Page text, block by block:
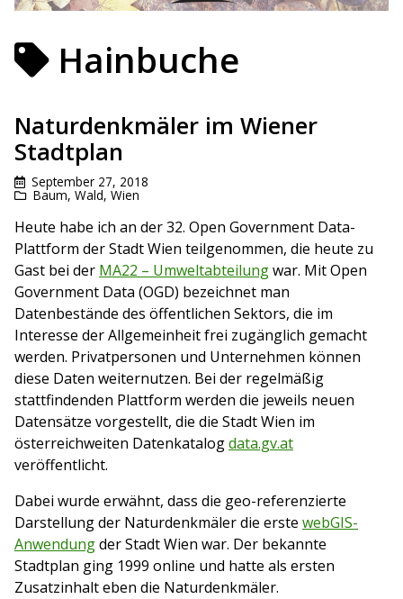
Hainbuche
Naturdenkmäler im Wiener
Stadtplan
September 27, 2018
Baum, Wald, Wien
Heute habe ich an der 32. Open Government Data-
Plattform der Stadt Wien teilgenommen, die heute zu
Gast bei der MA22 – Umweltabteilungwar. Mit Open
Government Data (OGD) bezeichnet man
Datenbestände des öffentlichen Sektors, die im
Interesse der Allgemeinheit frei zugänglich gemacht
werden. Privatpersonen und Unternehmen können
diese Daten weiternutzen. Bei der regelmäßig
stattfindenden Plattform werden die jeweils neuen
Datensätze vorgestellt, die die Stadt Wien im
österreichweiten Datenkatalogdata.gv.at
veröffentlicht.
Dabei wurde erwähnt, dass die geo-referenzierte
Darstellung der Naturdenkmäler die erste webGIS-
Anwendungder Stadt Wien war. Der bekannte
Stadtplan ging 1999 online und hatte als ersten
Zusatzinhalt eben die Naturdenkmäler.